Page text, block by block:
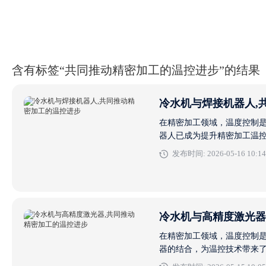
含有标签“共同推动精密加工的温控进步”的结果
冷水机与焊接机器人,
在精密加工领域，温度控制
器人已成为提升精密加工温
解。 冷焊机：传统与创新的
发布时间: 2026-05-16
冷水机与高精度激光
在精密加工领域，温度控制
器的结合，为温控技术带来
行生产温度要求、常见故障解决以及